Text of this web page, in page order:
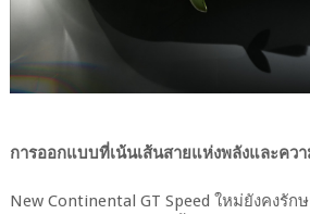
การออกแบบที่เน้นเส้นสายแห่งพลังและคว
New Continental GT Speed ใหม่ยังคงรัก